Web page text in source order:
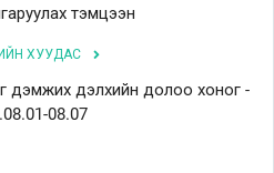
тэмцээн
ХУУДАС
дэмжих дэлхийн долоо хоног -
08.07